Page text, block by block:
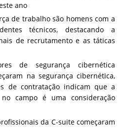
ano
de trabalho são homens com a
técnicos, destacando a
de recrutamento e as táticas
de segurança cibernética
na segurança cibernética,
de contratação indicam que a
campo é uma consideração
da C-suite começaram